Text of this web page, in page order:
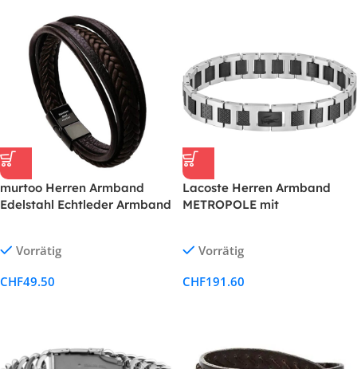
murtoo Herren Armband
Edelstahl Echtleder Armband
Vorrätig
CHF49.50
Lacoste Herren Armband
METROPOLE mit
Vorrätig
CHF191.60